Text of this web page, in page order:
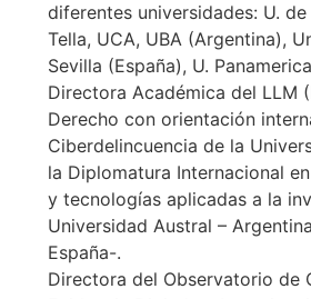
diferentes universidades: U. de
Tella, UCA, UBA (Argentina),
Sevilla (España), U.
Directora Académica del LLM
Derecho con orientación
Ciberdelincuencia de la
la Diplomatura Internacional
y tecnologías aplicadas a la
Universidad Austral –
España-.
Directora del Observatorio de